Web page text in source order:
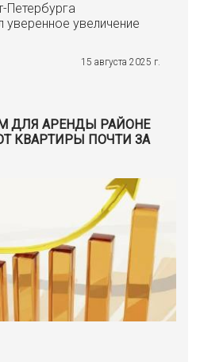
Петербурга
увеличение
15 августа 2025 г.
ДЛЯ АРЕНДЫ РАЙОНЕ
КВАРТИРЫ ПОЧТИ ЗА